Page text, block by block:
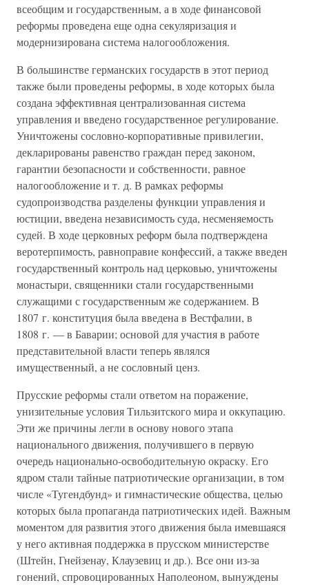
всеобщим и государственным, а в ходе финансовой
реформы проведена еще одна секуляризация и
модернизирована система налогообложения.
В большинстве германских государств в этот период
также были проведены реформы, в ходе которых была
создана эффективная централизованная система
управления и введено государственное регулирование.
Уничтожены сословно-корпоративные привилегии,
декларированы равенство граждан перед законом,
гарантии безопасности и собственности, равное
налогообложение и т. д. В рамках реформы
судопроизводства разделены функции управления и
юстиции, введена независимость суда, несменяемость
судей. В ходе церковных реформ была подтверждена
веротерпимость, равноправие конфессий, а также введен
государственный контроль над церковью, уничтожены
монастыри, священники стали государственными
служащими с государственным же содержанием. В
1807 г. конституция была введена в Вестфалии, в
1808 г. — в Баварии; основой для участия в работе
представительной власти теперь являлся
имущественный, а не сословный ценз.
Прусские реформы стали ответом на поражение,
унизительные условия Тильзитского мира и оккупацию.
Эти же причины легли в основу нового этапа
национального движения, получившего в первую
очередь национально-освободительную окраску. Его
ядром стали тайные патриотические организации, в том
числе «Тугендбунд» и гимнастические общества, целью
которых была пропаганда патриотических идей. Важным
моментом для развития этого движения была имевшаяся
у него активная поддержка в прусском министерстве
(Штейн, Гнейзенау, Клаузевиц и др.). Все они из-за
гонений, спровоцированных Наполеоном, вынуждены